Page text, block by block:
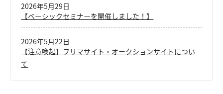
【ベーシックセミナーを開催しました！】
2026年5月29日
【注意喚起】フリマサイト・オークションサイトについ
て
2026年5月22日